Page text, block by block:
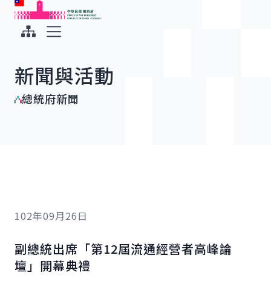
跳到主要內容
中華民國總統府
新聞與活動
總統府新聞
102年09月26日
副總統出席「第12屆流通經營者高峰論
壇」開幕典禮